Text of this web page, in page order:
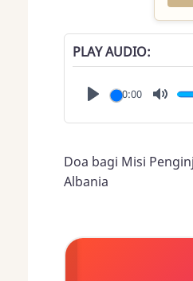
PLAY AUDIO
00:00
Doa bagi Misi
Albania